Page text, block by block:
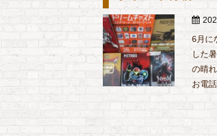
6月に
した
の晴
お電